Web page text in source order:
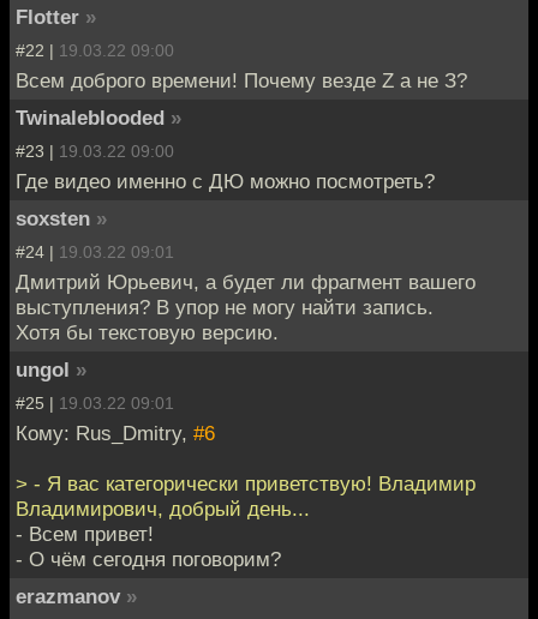
Flotter »
#22 | 19.03.22 09:00
Всем доброго времени! Почему везде Z а не З?
Twinaleblooded »
#23 | 19.03.22 09:00
Где видео именно с ДЮ можно посмотреть?
soxsten »
#24 | 19.03.22 09:01
Дмитрий Юрьевич, а будет ли фрагмент вашего
выступления? В упор не могу найти запись.
Хотя бы текстовую версию.
ungol »
#25 | 19.03.22 09:01
Кому: Rus_Dmitry, #6
> - Я вас категорически приветствую! Владимир
Владимирович, добрый день...
- Всем привет!
- О чём сегодня поговорим?
erazmanov »